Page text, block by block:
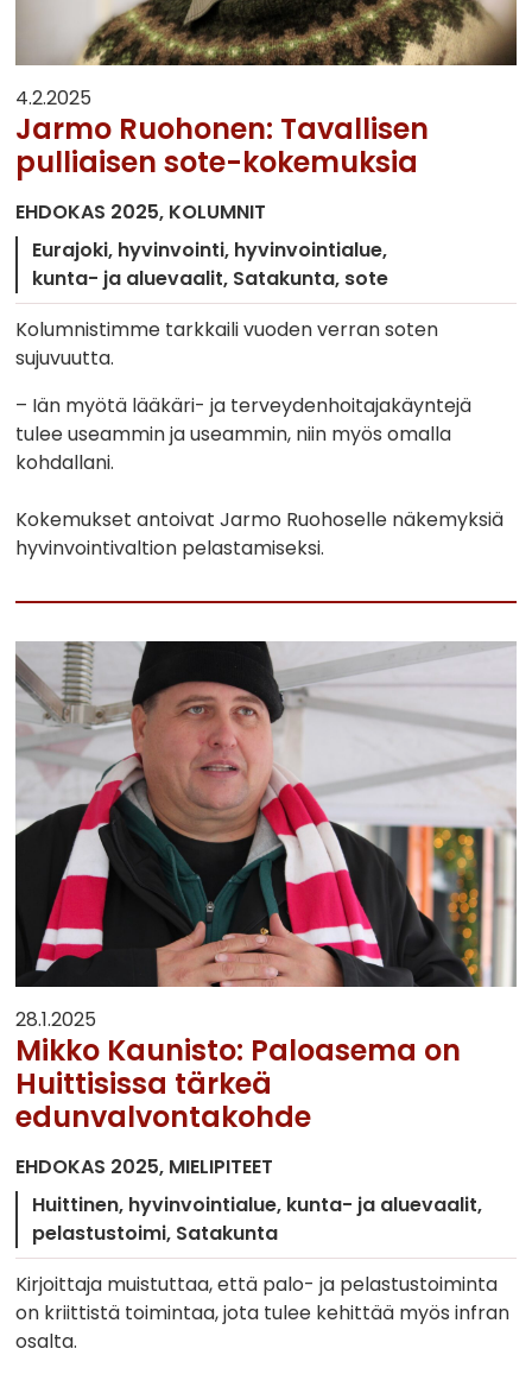
4.2.2025
Jarmo Ruohonen: Tavallisen
pulliaisen sote-kokemuksia
EHDOKAS 2025 KOLUMNIT
Eurajoki hyvinvointi hyvinvointialue
kunta- ja aluevaalit Satakunta sote
Kolumnistimme tarkkaili vuoden verran soten
sujuvuutta.
– Iän myötä lääkäri- ja terveydenhoitajakäyntejä
tulee useammin ja useammin, niin myös omalla
kohdallani.
Kokemukset antoivat Jarmo Ruohoselle näkemyksiä
hyvinvointivaltion pelastamiseksi.
28.1.2025
Mikko Kaunisto: Paloasema on
Huittisissa tärkeä
edunvalvontakohde
EHDOKAS 2025 MIELIPITEET
Huittinen hyvinvointialue kunta- ja aluevaalit
pelastustoimi Satakunta
Kirjoittaja muistuttaa, että palo- ja pelastustoiminta
on kriittistä toimintaa, jota tulee kehittää myös infran
osalta.